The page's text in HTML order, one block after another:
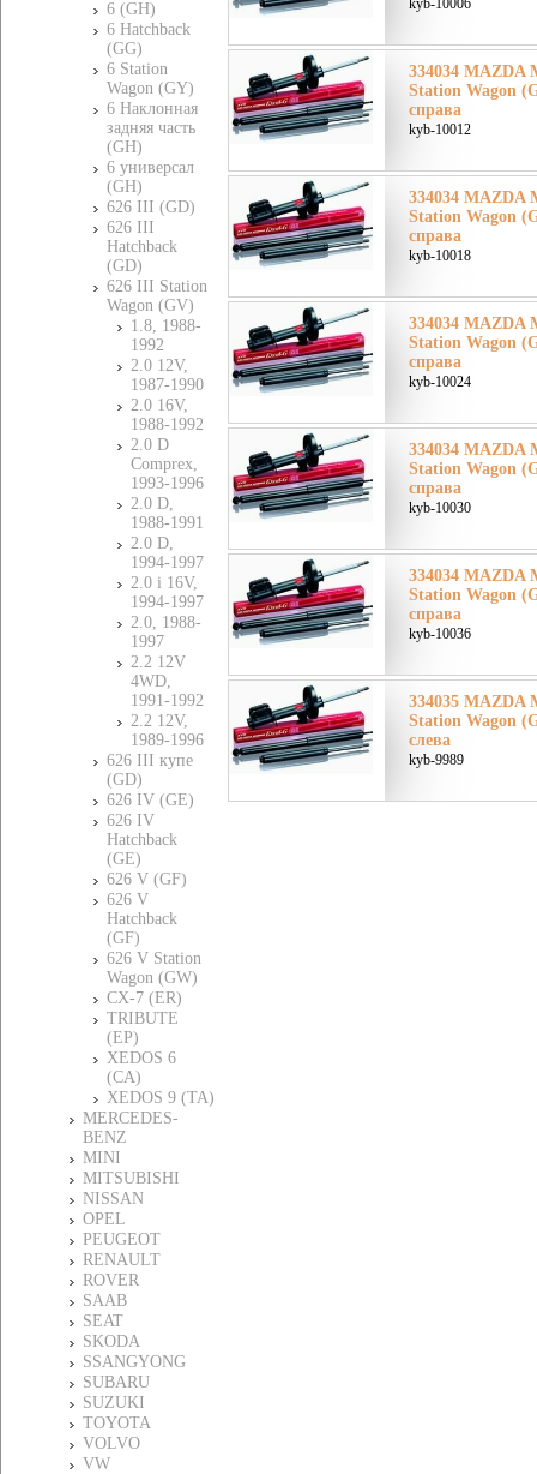
6 (GH)
6 Hatchback
(GG)
6 Station
Wagon (GY)
6 Наклонная
задняя часть
(GH)
6 универсал
(GH)
626 III (GD)
626 III
Hatchback
(GD)
626 III Station
Wagon (GV)
1.8, 1988-
1992
2.0 12V,
1987-1990
2.0 16V,
1988-1992
2.0 D
Comprex,
1993-1996
2.0 D,
1988-1991
2.0 D,
1994-1997
2.0 i 16V,
1994-1997
2.0, 1988-
1997
2.2 12V
4WD,
1991-1992
2.2 12V,
1989-1996
626 III купе
(GD)
626 IV (GE)
626 IV
Hatchback
(GE)
626 V (GF)
626 V
Hatchback
(GF)
626 V Station
Wagon (GW)
CX-7 (ER)
TRIBUTE
(EP)
XEDOS 6
(CA)
XEDOS 9 (TA)
MERCEDES-
BENZ
MINI
MITSUBISHI
NISSAN
OPEL
PEUGEOT
RENAULT
ROVER
SAAB
SEAT
SKODA
SSANGYONG
SUBARU
SUZUKI
TOYOTA
VOLVO
VW
kyb-10006
334034 MAZDA
Station Wagon
справа
kyb-10012
334034 MAZDA
Station Wagon
справа
kyb-10018
334034 MAZDA
Station Wagon
справа
kyb-10024
334034 MAZDA
Station Wagon
справа
kyb-10030
334034 MAZDA
Station Wagon
справа
kyb-10036
334035 MAZDA
Station Wagon
слева
kyb-9989